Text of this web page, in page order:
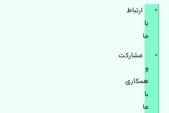
ارتباط
با
ما
مشاركت
و
همكاری
با
ما